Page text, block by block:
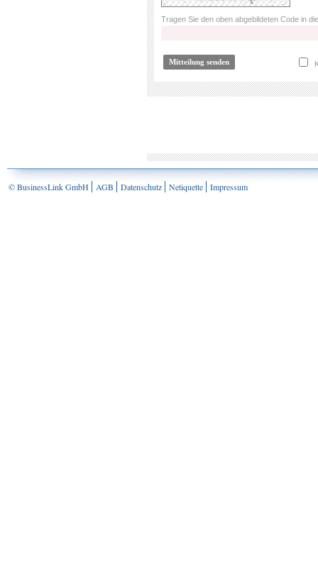
Tragen Sie den oben abgebildeten Code in
© BusinessLink GmbH AGB Datenschutz Netiquette Impressum